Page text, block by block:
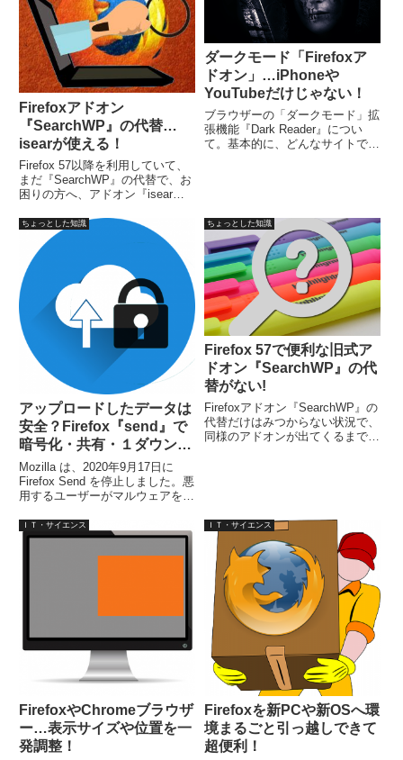
Firefoxアドオン
『SearchWP』の代替…
isearが使える！
Firefox 57以降を利用していて、
まだ『SearchWP』の代替で、お
困りの方へ、アドオン『isear』
は、SearchWPと同様の機能をも
っていて、実際にFirefox 57でテ
ストしましたが、問題なく機能し
ています。
ダークモード「Firefoxア
ドオン」…iPhoneや
YouTubeだけじゃない！
ブラウザーの「ダークモード」拡
張機能『Dark Reader』につい
て。基本的に、どんなサイトでも
クモードにするメリットは…
ちょっとした知識
アップロードしたデータは
安全？Firefox『send』で
暗号化・共有・１ダウンロ
ードで自動削除！
Mozilla は、2020年9月17日に
Firefox Send を停止しました。悪
用するユーザーがマルウェアを配
るなどしたため、同サービスを停
止していましたが、終了となって
しまいました。先日もオンライン
ちょっとした知識
Firefox 57で便利な旧式ア
ドオン『SearchWP』の代
替がない!
Firefoxアドオン『SearchWP』の
代替だけはみつからない状況で、
同様のアドオンが出てくるまで、
どれににするか…
ＩＴ・サイエンス
FirefoxやChromeブラウザ
ー…表示サイズや位置を一
発調整！
ＩＴ・サイエンス
Firefoxを新PCや新OSへ環
境まるごと引っ越しできて
超便利！